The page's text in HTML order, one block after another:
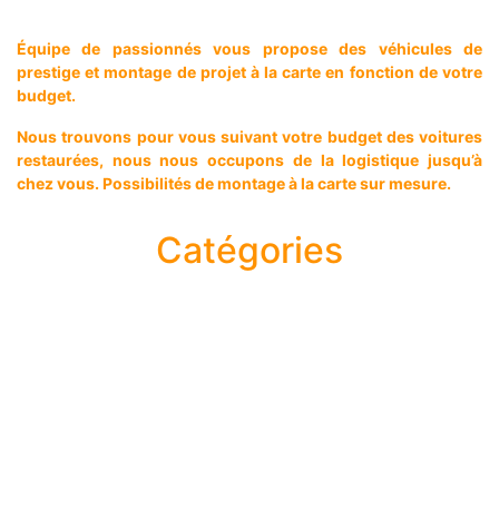
Équipe de passionnés vous propose des véhicules de
prestige et montage de projet à la carte en fonction de votre
budget.
Nous trouvons pour vous suivant votre budget des voitures
restaurées, nous nous occupons de la logistique jusqu’à
chez vous. Possibilités de montage à la carte sur mesure.
Catégories